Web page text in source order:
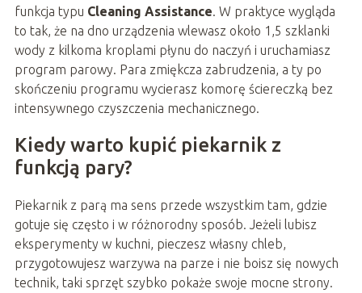
funkcja typu Cleaning Assistance. W praktyce wygląda
to tak, że na dno urządzenia wlewasz około 1,5 szklanki
wody z kilkoma kroplami płynu do naczyń i uruchamiasz
program parowy. Para zmiękcza zabrudzenia, a ty po
skończeniu programu wycierasz komorę ściereczką bez
intensywnego czyszczenia mechanicznego.
Kiedy warto kupić piekarnik z
funkcją pary?
Piekarnik z parą ma sens przede wszystkim tam, gdzie
gotuje się często i w różnorodny sposób. Jeżeli lubisz
eksperymenty w kuchni, pieczesz własny chleb,
przygotowujesz warzywa na parze i nie boisz się nowych
technik, taki sprzęt szybko pokaże swoje mocne strony.